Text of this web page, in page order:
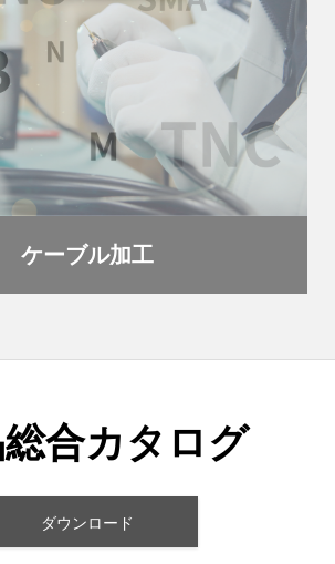
ケーブル加工
合カタログ
ダウンロード